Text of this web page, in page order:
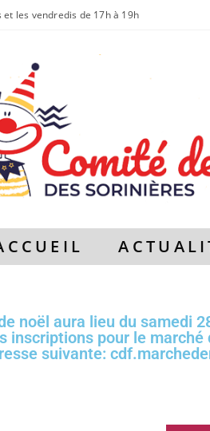
les vendredis de 17h à 19h
noël aura lieu du samedi
inscriptions pour le
suivante: